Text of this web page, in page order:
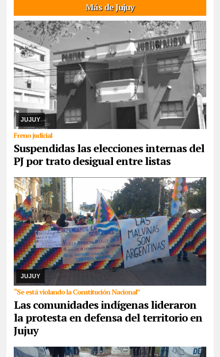
Más de Jujuy
JUJUY
Freno judicial
Suspendidas las elecciones internas del
PJ por trato desigual entre listas
08/08/2026 El cronograma electoral suspendido, el juez Hansen
resolvió la apelación de la lista Celeste y Blanca, argumenta trató
desigual. Ya corrió traslado a ...
JUJUY
“Se está violando la Constitución Nacional”
Las comunidades indígenas lideraron
la protesta en defensa del territorio en
Jujuy
07/08/2026 Reunidos por el rechazo a “la venta de la
Pachamama”, manifestantes de todos los sectores sociales de la
provincia confluyeron en San Salvador para r ...